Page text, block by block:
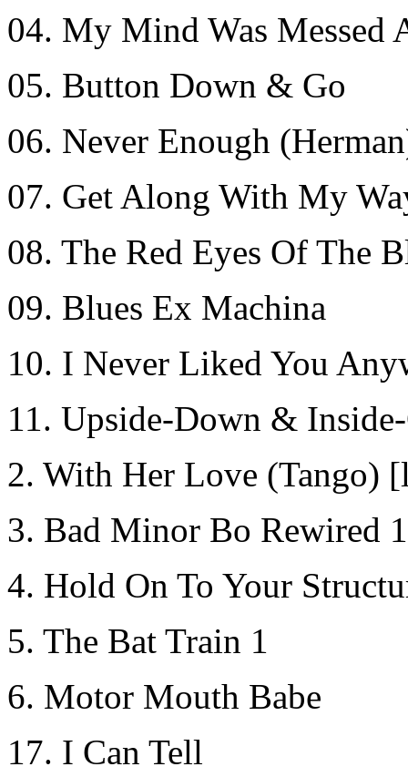
04. My Mind Was Messed
05. Button Down & Go
06. Never Enough
07. Get Along With My
08. The Red Eyes Of The
09. Blues Ex Machina
10. I Never Liked You
11. Upside-Down &
2. With Her Love (Tango)
3. Bad Minor Bo Rewired 1
4. Hold On To Your
5. The Bat Train 1
6. Motor Mouth Babe
17. I Can Tell